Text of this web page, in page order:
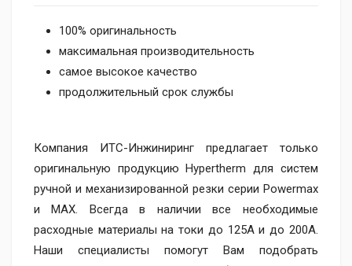
100% оригинальность
максимальная производительность
самое высокое качество
продолжительный срок службы
Компания ИТС-Инжиниринг предлагает только
оригинальную продукцию Hypertherm для систем
ручной и механизированной резки серии Powermax
и MAX. Всегда в наличии все необходимые
расходные материалы на токи до 125А и до 200А.
Наши специалисты помогут Вам подобрать